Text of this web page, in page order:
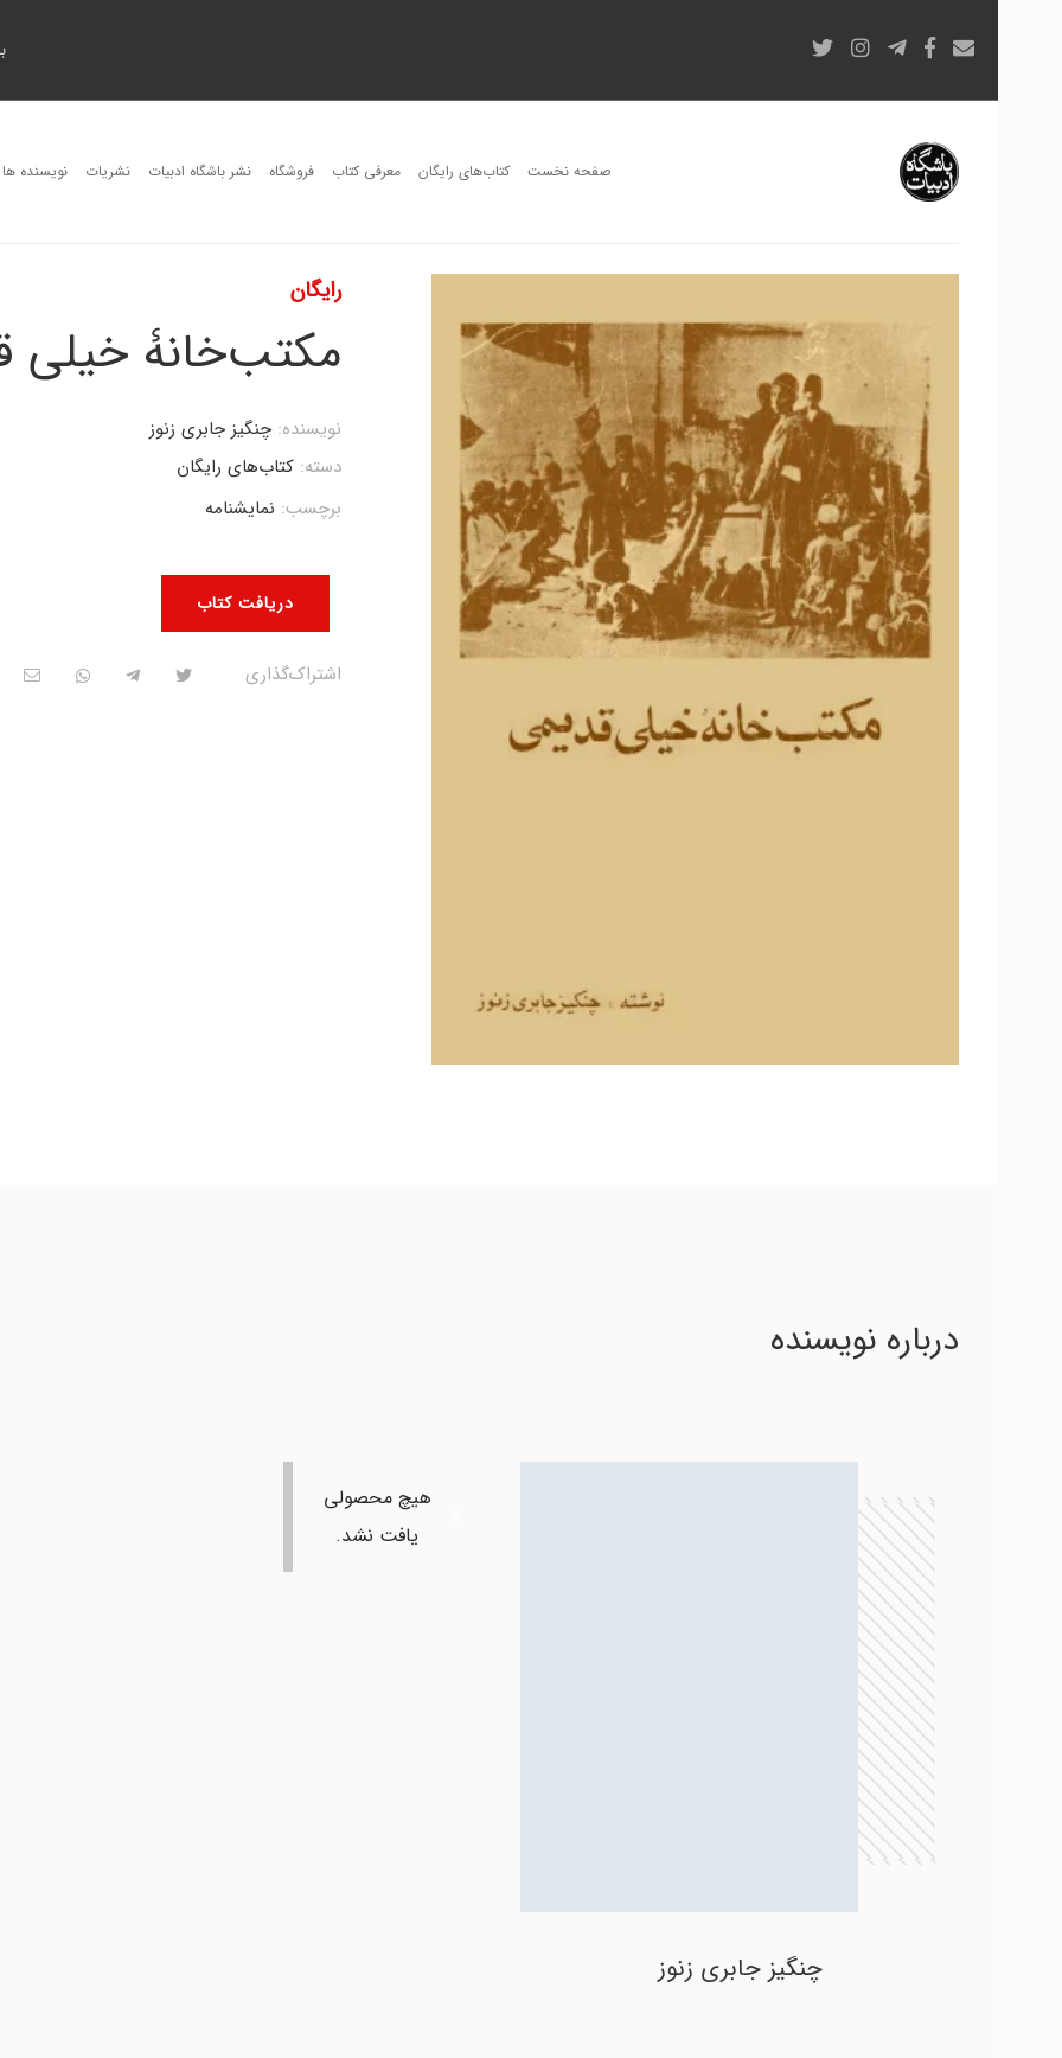
صفحه نخست کتاب‌های رایگان معرفی کتاب فروشگاه نشر باشگاه ادبیات نشریات نویسنده ها
رایگان
مکتب‌خانۀ خیلی
دریافت کتاب
نویسنده:چنگیز جابری زنوز
دسته: کتاب‌های رایگان
برچسب: نمایشنامه
اشتراک‌گذاری
درباره نویسنده
چنگیز جابری زنوز
هیچ محصولی
یافت نشد.